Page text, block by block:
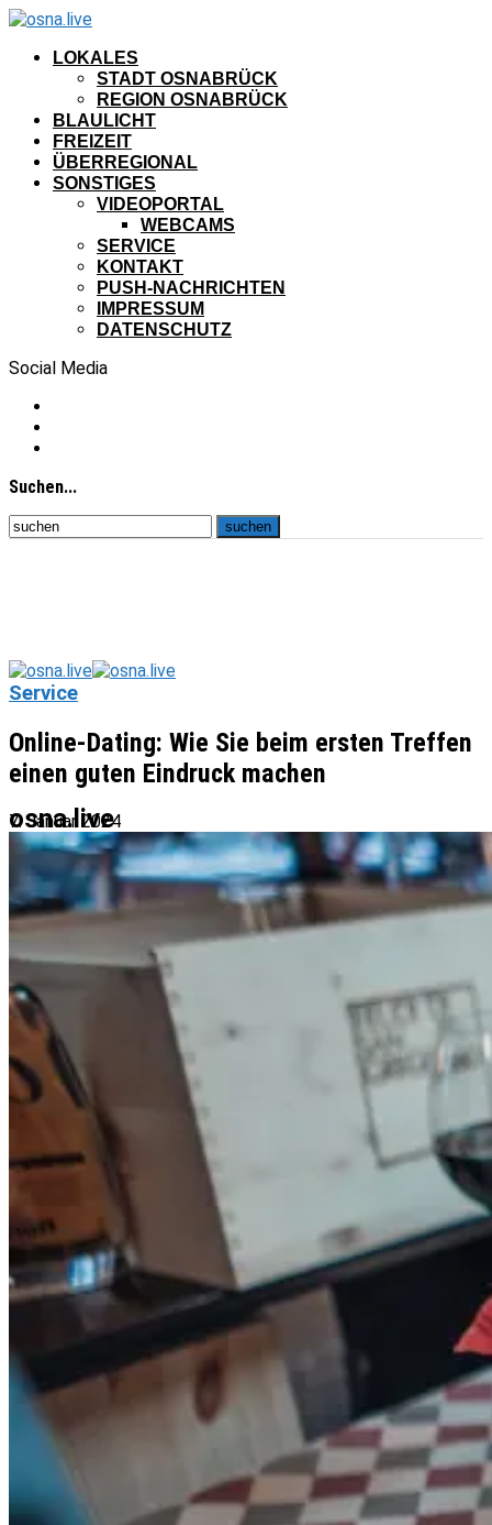
LOKALES
STADT OSNABRÜCK
REGION OSNABRÜCK
BLAULICHT
FREIZEIT
ÜBERREGIONAL
SONSTIGES
VIDEOPORTAL
WEBCAMS
SERVICE
KONTAKT
PUSH-NACHRICHTEN
IMPRESSUM
DATENSCHUTZ
Social Media
Suchen...
osna.live
Service
Online-Dating: Wie Sie beim ersten Treffen
einen guten Eindruck machen
7. Januar 2024